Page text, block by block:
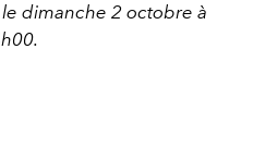
dimanche 2 octobre à